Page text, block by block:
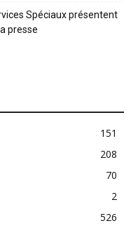
Spéciaux présentent
presse
151
208
70
2
526